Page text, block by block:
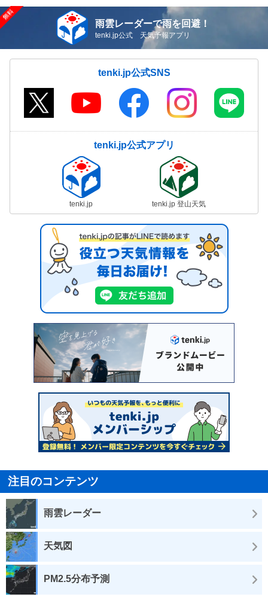
雨雲レーダーで雨を回避！
tenki.jp公式 天気予報アプリ
tenki.jp公式SNS
tenki.jp公式アプリ
tenki.jp tenki.jp 登山天気
注目のコンテンツ
雨雲レーダー
天気図
PM2.5分布予測